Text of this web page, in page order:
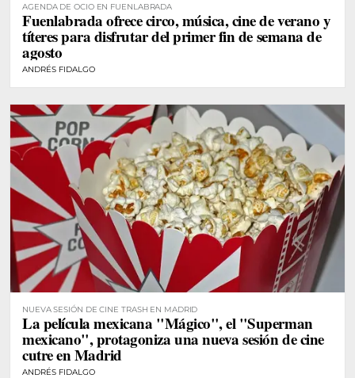
AGENDA DE OCIO EN FUENLABRADA
Fuenlabrada ofrece circo, música, cine de verano y
títeres para disfrutar del primer fin de semana de
agosto
ANDRÉS FIDALGO
NUEVA SESIÓN DE CINE TRASH EN MADRID
La película mexicana "Mágico", el "Superman
mexicano", protagoniza una nueva sesión de cine
cutre en Madrid
ANDRÉS FIDALGO